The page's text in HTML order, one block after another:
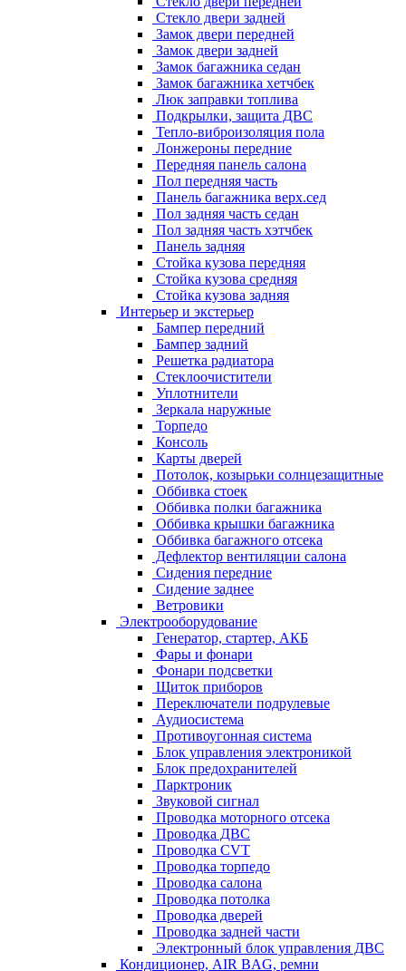
Стекло двери задней
Замок двери передней
Замок двери задней
Замок багажника седан
Замок багажника хетчбек
Люк заправки топлива
Подкрылки, защита ДВС
Тепло-виброизоляция пола
Лонжероны передние
Передняя панель салона
Пол передняя часть
Панель багажника верх.сед
Пол задняя часть седан
Пол задняя часть хэтчбек
Панель задняя
Стойка кузова передняя
Стойка кузова средняя
Стойка кузова задняя
Интерьер и экстерьер
Бампер передний
Бампер задний
Решетка радиатора
Стеклоочистители
Уплотнители
Зеркала наружные
Торпедо
Консоль
Карты дверей
Потолок, козырьки солнцезащитные
Оббивка стоек
Оббивка полки багажника
Оббивка крышки багажника
Оббивка багажного отсека
Дефлектор вентиляции салона
Сидения передние
Сидение заднее
Ветровики
Электрооборудование
Генератор, стартер, АКБ
Фары и фонари
Фонари подсветки
Щиток приборов
Переключатели подрулевые
Аудиосистема
Противоугонная система
Блок управления электроникой
Блок предохранителей
Парктроник
Звуковой сигнал
Проводка моторного отсека
Проводка ДВС
Проводка CVT
Проводка торпедо
Проводка салона
Проводка потолка
Проводка дверей
Проводка задней части
Электронный блок управления ДВС
Кондиционер, AIR BAG, ремни